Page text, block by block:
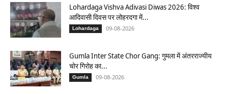
Lohardaga Vishva Adivasi Diwas 2026: विश्व
आदिवासी दिवस पर लोहरदगा में...
Lohardaga 09-08-2026
Gumla Inter State Chor Gang: गुमला में अंतरराज्यीय
चोर गिरोह का...
Gumla 09-08-2026